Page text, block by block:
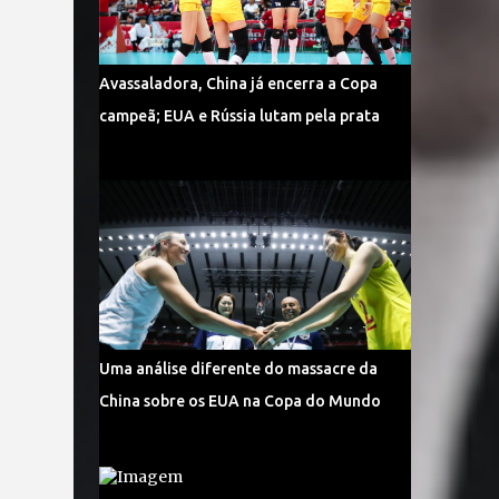
Avassaladora, China já encerra a Copa
campeã; EUA e Rússia lutam pela prata
Uma análise diferente do massacre da
China sobre os EUA na Copa do Mundo